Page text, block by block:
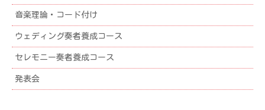
音楽理論・コード付け
ウェディング奏者養成コース
セレモニー奏者養成コース
発表会